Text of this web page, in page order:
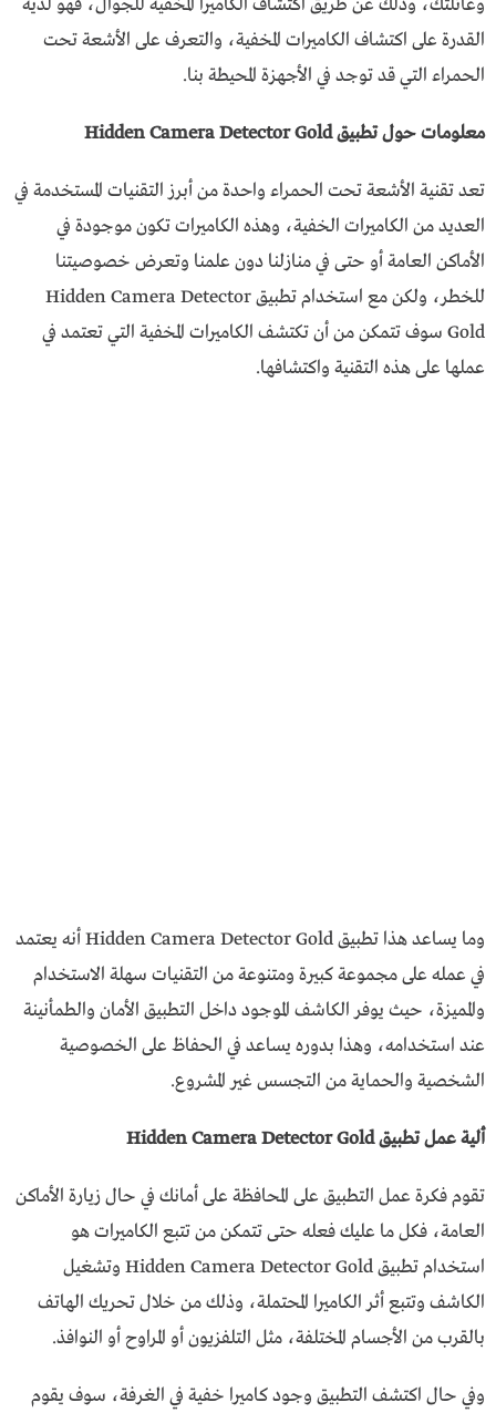
وعائلتك، وذلك عن طريق اكتشاف الكاميرا المخفية للجوال، فهو لديه
القدرة على اكتشاف الكاميرات المخفية، والتعرف على الأشعة تحت
الحمراء التي قد توجد في الأجهزة المحيطة بنا.
معلومات حول تطبيق Hidden Camera Detector Gold
تعد تقنية الأشعة تحت الحمراء واحدة من أبرز التقنيات المستخدمة في
العديد من الكاميرات الخفية، وهذه الكاميرات تكون موجودة في
الأماكن العامة أو حتى في منازلنا دون علمنا وتعرض خصوصيتنا
للخطر، ولكن مع استخدام تطبيق Hidden Camera Detector
Gold سوف تتمكن من أن تكتشف الكاميرات المخفية التي تعتمد في
عملها على هذه التقنية واكتشافها.
وما يساعد هذا تطبيق Hidden Camera Detector Gold أنه يعتمد
في عمله على مجموعة كبيرة ومتنوعة من التقنيات سهلة الاستخدام
والمميزة، حيث يوفر الكاشف الموجود داخل التطبيق الأمان والطمأنينة
عند استخدامه، وهذا بدوره يساعد في الحفاظ على الخصوصية
الشخصية والحماية من التجسس غير المشروع.
ألية عمل تطبيق Hidden Camera Detector Gold
تقوم فكرة عمل التطبيق على المحافظة على أمانك في حال زيارة الأماكن
العامة، فكل ما عليك فعله حتى تتمكن من تتبع الكاميرات هو
استخدام تطبيق Hidden Camera Detector Gold وتشغيل
الكاشف وتتبع أثر الكاميرا المحتملة، وذلك من خلال تحريك الهاتف
بالقرب من الأجسام المختلفة، مثل التلفزيون أو المراوح أو النوافذ.
وفي حال اكتشف التطبيق وجود كاميرا خفية في الغرفة، سوف يقوم